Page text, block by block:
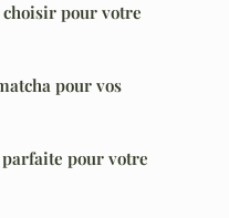
pour votre
pour vos
pour votre